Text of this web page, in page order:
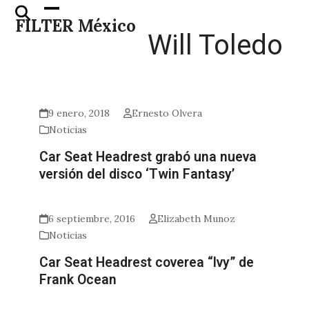
Skip
FILTER México
Open
mobile
Close
mobile
Will Toledo
9 enero, 2018
Ernesto Olvera
Noticias
Car Seat Headrest grabó una nueva
versión del disco ‘Twin Fantasy’
6 septiembre, 2016
Elizabeth Munoz
Noticias
Car Seat Headrest coverea “Ivy” de
Frank Ocean